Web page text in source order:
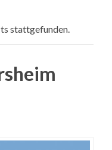
stattgefunden.